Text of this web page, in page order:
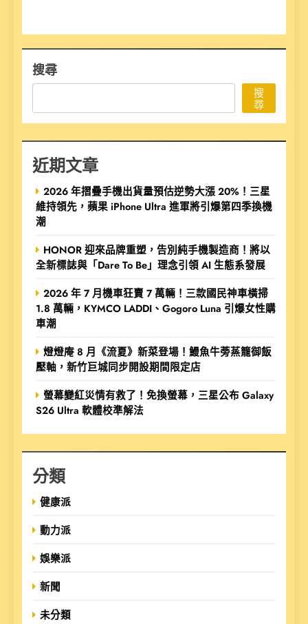
搜尋
搜
尋
近期文章
2026 年摺疊手機出貨量預估逆勢大漲 20%！三星
維持領先，蘋果 iPhone Ultra 進軍將引爆第四季換機
潮
HONOR 迎來品牌重塑，告別純手機製造商！將以
全新標誌與「Dare To Be」理念引領 AI 生態系發展
2026 年 7 月機車狂賣 7 萬輛！三款國民神車橫掃
1.8 萬輛，KYMCO LADDI、Gogoro Luna 引爆女性購
車潮
燈燈庵 8 月《流夏》新菜登場！鰻魚牛蒡蒸籠御飯
壓軸，新竹巨城同步開設期間限定店
螢幕變紅災情有救了！免換螢幕，三星公布 Galaxy
S26 Ultra 軟體校準解法
分類
健康派
動力派
娛樂派
新聞
未分類